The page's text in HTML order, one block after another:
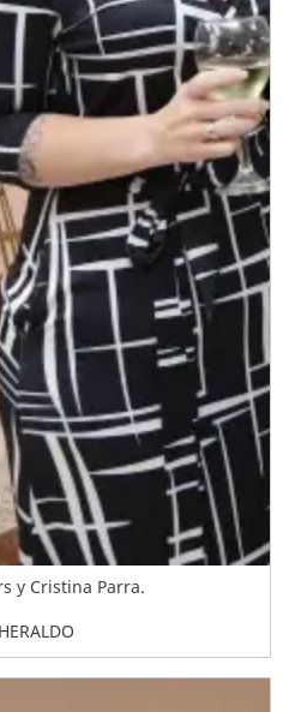
y Cristina Parra.